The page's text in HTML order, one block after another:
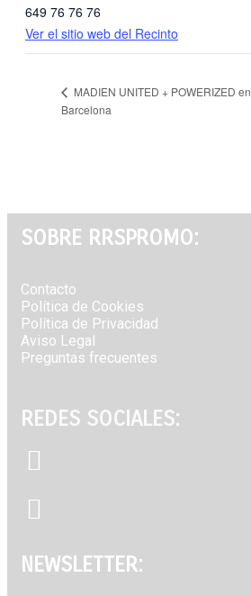
649 76 76 76
Ver el sitio web del Recinto
MADIEN UNITED + POWERIZED en
Barcelona
SOBRE RRSPROMO:
Contacto⁣
Política de Cookies⁣
Política de Privacidad⁣
Aviso Legal⁣
Preguntas frecuentes
REDES SOCIALES:
NEWSLETTER: